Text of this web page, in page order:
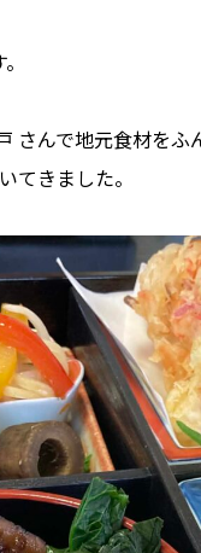
さんで地元食材をふ
てきました。